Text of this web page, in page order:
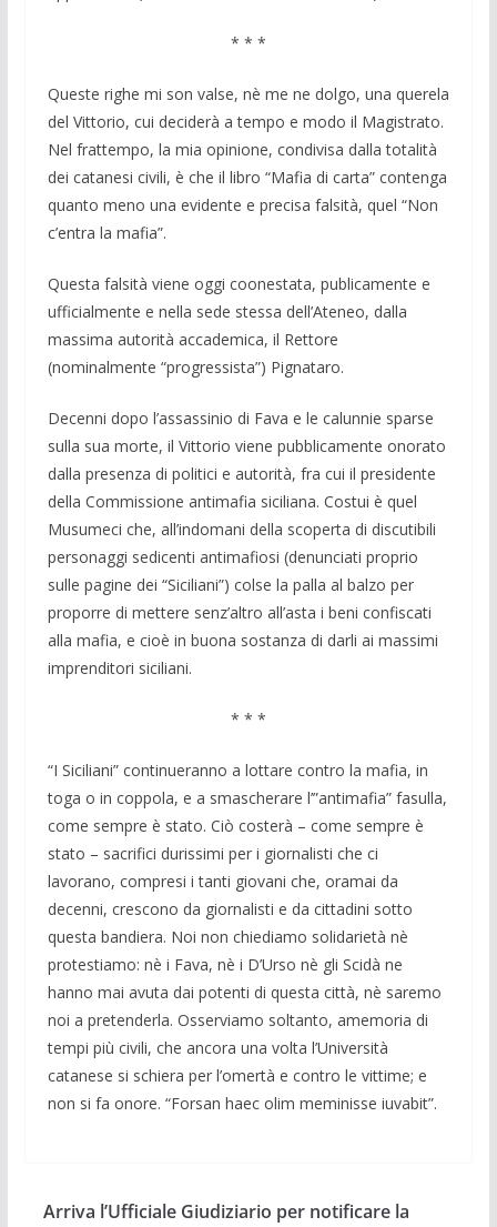
* * *
Queste righe mi son valse, nè me ne dolgo, una querela
del Vittorio, cui deciderà a tempo e modo il Magistrato.
Nel frattempo, la mia opinione, condivisa dalla totalità
dei catanesi civili, è che il libro “Mafia di carta” contenga
quanto meno una evidente e precisa falsità, quel “Non
c’entra la mafia”.
Questa falsità viene oggi coonestata, publicamente e
ufficialmente e nella sede stessa dell’Ateneo, dalla
massima autorità accademica, il Rettore
(nominalmente “progressista”) Pignataro.
Decenni dopo l’assassinio di Fava e le calunnie sparse
sulla sua morte, il Vittorio viene pubblicamente onorato
dalla presenza di politici e autorità, fra cui il presidente
della Commissione antimafia siciliana. Costui è quel
Musumeci che, all’indomani della scoperta di discutibili
personaggi sedicenti antimafiosi (denunciati proprio
sulle pagine dei “Siciliani”) colse la palla al balzo per
proporre di mettere senz’altro all’asta i beni confiscati
alla mafia, e cioè in buona sostanza di darli ai massimi
imprenditori siciliani.
* * *
“I Siciliani” continueranno a lottare contro la mafia, in
toga o in coppola, e a smascherare l’”antimafia” fasulla,
come sempre è stato. Ciò costerà – come sempre è
stato – sacrifici durissimi per i giornalisti che ci
lavorano, compresi i tanti giovani che, oramai da
decenni, crescono da giornalisti e da cittadini sotto
questa bandiera. Noi non chiediamo solidarietà nè
protestiamo: nè i Fava, nè i D’Urso nè gli Scidà ne
hanno mai avuta dai potenti di questa città, nè saremo
noi a pretenderla. Osserviamo soltanto, amemoria di
tempi più civili, che ancora una volta l’Università
catanese si schiera per l’omertà e contro le vittime; e
non si fa onore. “Forsan haec olim meminisse iuvabit”.
Arriva l’Ufficiale Giudiziario per notificare la